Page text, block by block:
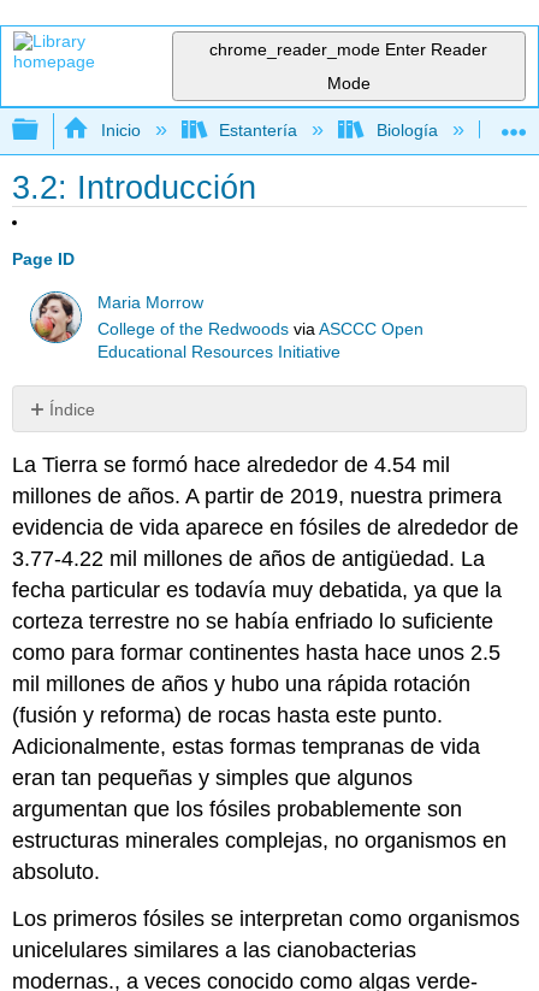
chrome_reader_mode Enter Reader
Mode
Expandir/contraer jerarquía global
Inicio Estantería Biología
3.2: Introducción
Page ID
Maria Morrow
College of the Redwoods viaASCCC Open
Educational Resources Initiative
Índice
Atribuciones
La Tierra se formó hace alrededor de 4.54 mil
millones de años. A partir de 2019, nuestra primera
evidencia de vida aparece en fósiles de alrededor de
3.77-4.22 mil millones de años de antigüedad. La
fecha particular es todavía muy debatida, ya que la
corteza terrestre no se había enfriado lo suficiente
como para formar continentes hasta hace unos 2.5
mil millones de años y hubo una rápida rotación
(fusión y reforma) de rocas hasta este punto.
Adicionalmente, estas formas tempranas de vida
eran tan pequeñas y simples que algunos
argumentan que los fósiles probablemente son
estructuras minerales complejas, no organismos en
absoluto.
Los primeros fósiles se interpretan como organismos
unicelulares similares a las cianobacterias
modernas., a veces conocido como algas verde-